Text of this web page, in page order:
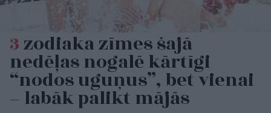
3zodiaka zīmes šajā
nedēļas nogalē kārtīgi
“nodos uguņus”, bet vienai
– labāk palikt mājās